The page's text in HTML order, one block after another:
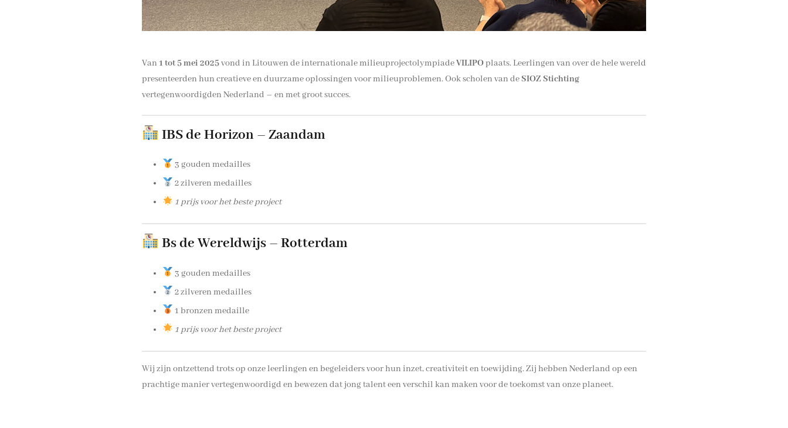
Van1 tot 5 mei 2025vond in Litouwen de internationale milieuprojectolympiadeVILIPOplaats. Leerlingen van over de hele wereld
presenteerden hun creatieve en duurzame oplossingen voor milieuproblemen. Ook scholen van de SIOZ Stichting
vertegenwoordigden Nederland – en met groot succes.
IBS de Horizon – Zaandam
3 gouden medailles
2 zilveren medailles
1 prijs voor het beste project
Bs de Wereldwijs – Rotterdam
3 gouden medailles
2 zilveren medailles
1 bronzen medaille
1 prijs voor het beste project
Wij zijn ontzettend trots op onze leerlingen en begeleiders voor hun inzet, creativiteit en toewijding. Zij hebben Nederland op een
prachtige manier vertegenwoordigd en bewezen dat jong talent een verschil kan maken voor de toekomst van onze planeet.